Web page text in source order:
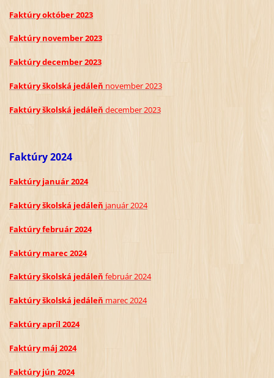
Faktúry október 2023
Faktúry november 2023
Faktúry december 2023
Faktúry školská jedáleň november2023
Faktúry školská jedáleň december2023
Faktúry 2024
Faktúry január 2024
Faktúry školská jedáleň január2024
Faktúry február 2024
Faktúry marec 2024
Faktúry školská jedáleň február2024
Faktúry školská jedáleň marec2024
Faktúry apríl 2024
Faktúry máj 2024
Faktúry jún 2024